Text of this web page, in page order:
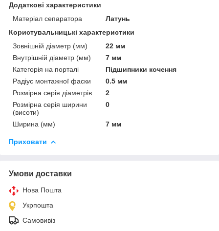
Додаткові характеристики
Матеріал сепаратора
Латунь
Користувальницькі характеристики
Зовнішній діаметр (мм)
22 мм
Внутрішній діаметр (мм)
7 мм
Категорія на порталі
Підшипники кочення
Радіус монтажної фаски
0.5 мм
Розмірна серія діаметрів
2
Розмірна серія ширини
(висоти)
0
Ширина (мм) 7 мм
Приховати
Умови доставки
Нова Пошта
Укрпошта
Самовивіз